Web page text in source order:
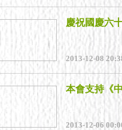
2013-12-08
本會支持《
2013-12-06